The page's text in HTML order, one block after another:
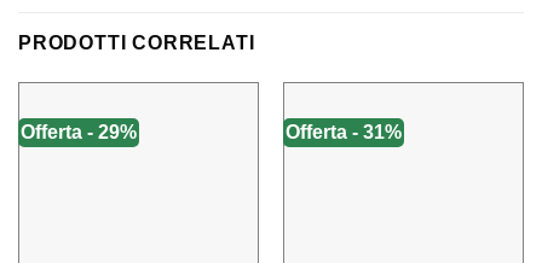
PRODOTTI CORRELATI
Offerta - 29% Offerta - 31%